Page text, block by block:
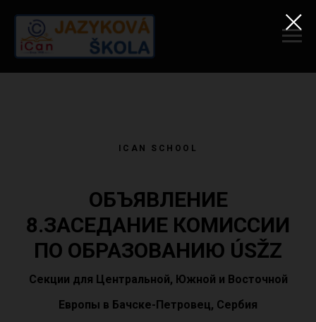
ICAN SCHOOL
ОБЪЯВЛЕНИЕ
8.ЗАСЕДАНИЕ КОМИССИИ
ПО ОБРАЗОВАНИЮ ÚSŽZ
Секции для Центральной, Южной и Восточной
Европы в Бачске-Петровец, Сербия